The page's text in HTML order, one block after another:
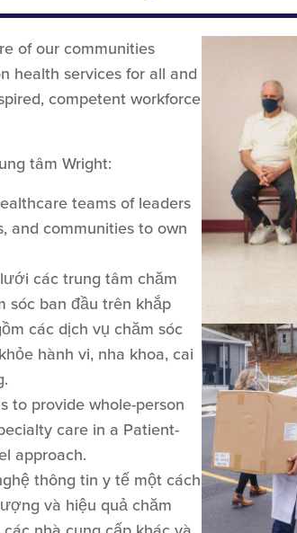
of our communities
health services for all and
competent workforce
tâm Wright:
teams of leaders
and communities to own
các trung tâm chăm
sóc ban đầu trên khắp
các dịch vụ chăm sóc
hành vi, nha khoa, cai
to provide whole-person
care in a Patient-
approach.
thông tin y tế một cách
và hiệu quả chăm